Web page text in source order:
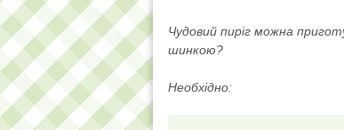
Чудовий пиріг можна
шинкою?
Необхідно: